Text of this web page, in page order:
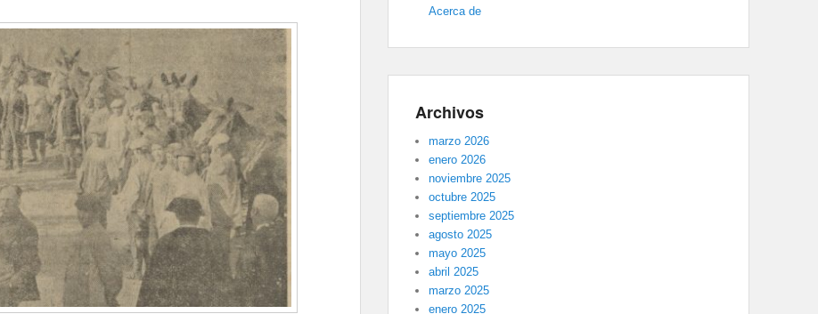
Acerca de
Archivos
marzo 2026
enero 2026
noviembre 2025
octubre 2025
septiembre 2025
agosto 2025
mayo 2025
abril 2025
marzo 2025
enero 2025